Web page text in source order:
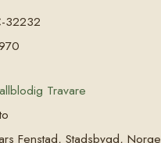
32232
Travare
Fenstad, Stadsbygd, Norge